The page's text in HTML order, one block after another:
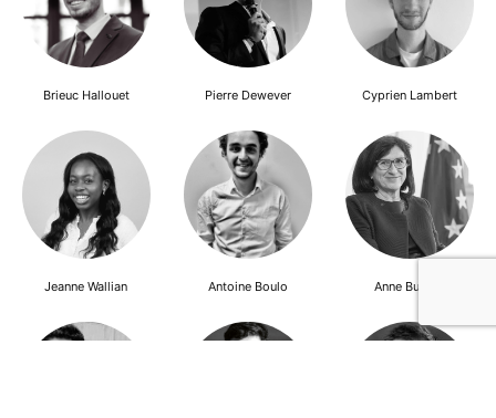
Brieuc Hallouet Pierre Dewever Cyprien Lambert
Jeanne Wallian Antoine Boulo Anne Bucher